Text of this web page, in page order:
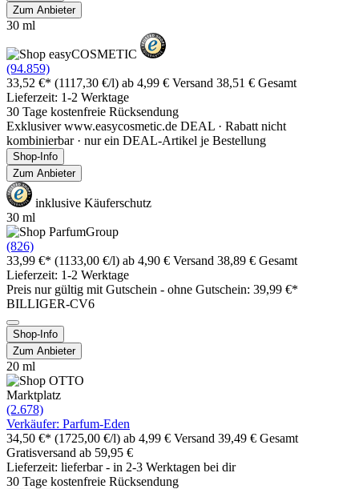
Zum Anbieter
30 ml
(94.859)
33,52 €* (1117,30 €/l) ab 4,99 € Versand 38,51 € Gesamt
Lieferzeit: 1-2 Werktage
30 Tage kostenfreie Rücksendung
Exklusiver www.easycosmetic.de DEAL · Rabatt nicht
kombinierbar · nur ein DEAL-Artikel je Bestellung
Shop-Info
Zum Anbieter
inklusive Käuferschutz
30 ml
(826)
33,99 €* (1133,00 €/l) ab 4,90 € Versand 38,89 € Gesamt
Lieferzeit: 1-2 Werktage
Preis nur gültig mit Gutschein - ohne Gutschein: 39,99 €*
BILLIGER-CV6
Shop-Info
Zum Anbieter
20 ml
Marktplatz
(2.678)
Verkäufer: Parfum-Eden
34,50 €* (1725,00 €/l) ab 4,99 € Versand 39,49 € Gesamt
Gratisversand ab 59,95 €
Lieferzeit: lieferbar - in 2-3 Werktagen bei dir
30 Tage kostenfreie Rücksendung